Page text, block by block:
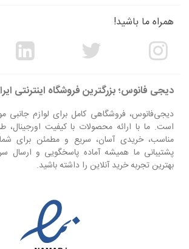
همراه ما باشید!
دیجی فانوس؛ بزرگترین فروشگاه اینترنتی
دیجی‌فانوس، فروشگاهی کامل برای لوازم جانبی
است. ما با ارائه محصولات با کیفیت
مناسب، خریدی آسان، سریع و مطمئن برای
پشتیبانی ما همیشه آماده پاسخگویی و ارسال
بهترین تجربه خرید آنلاین را داشته باشید.